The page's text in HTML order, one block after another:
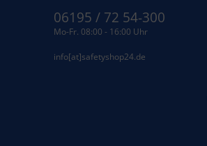
06195 / 72 54-300
Mo-Fr. 08:00 - 16:00 Uhr
info[at]safetyshop24.de